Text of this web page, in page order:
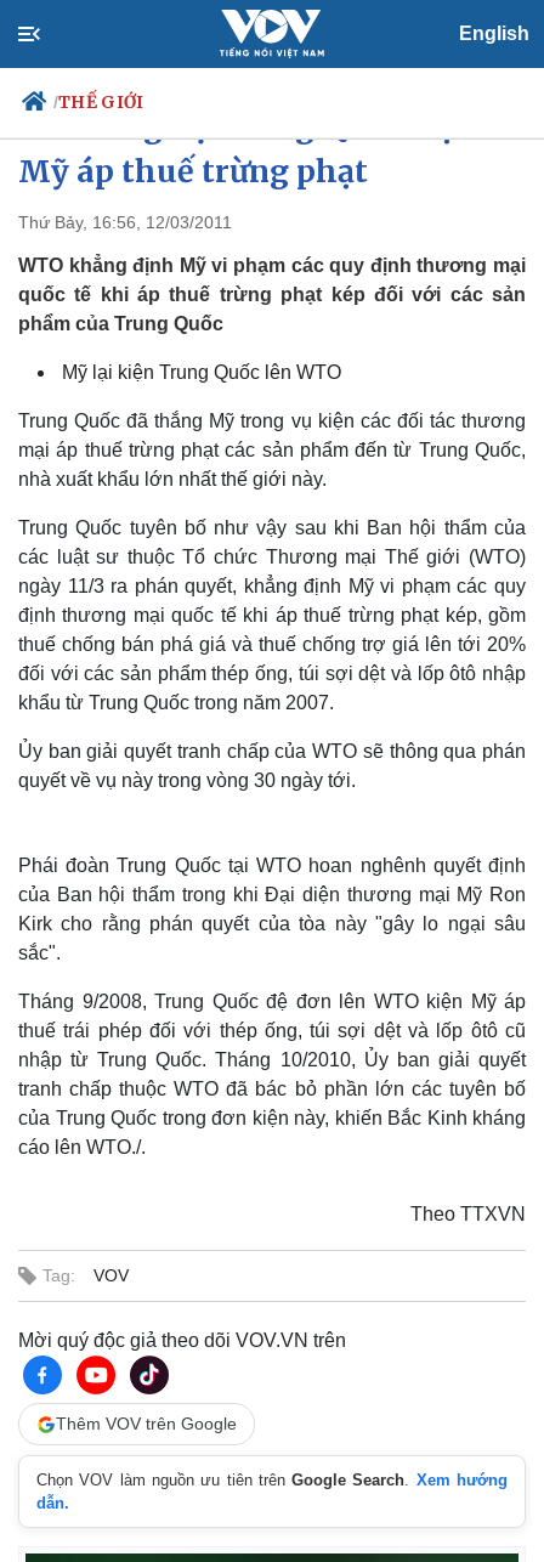
English
/THẾ GIỚI
Chính trị
Đảng
Tổ chức nhân sự
Quốc hội
Nhận diện sự thật
Tin 24h
Dự báo thời tiết
Việc làm
Thế giới
Multimedia
Mỹ áp thuế trừng phạt
Thứ Bảy, 16:56, 12/03/2011
WTO khẳng định Mỹ vi phạm các quy định thương mại
quốc tế khi áp thuế trừng phạt kép đối với các sản
phẩm của Trung Quốc
Mỹ lại kiện Trung Quốc lên WTO
Trung Quốc đã thắng Mỹ trong vụ kiện các đối tác thương
mại áp thuế trừng phạt các sản phẩm đến từ Trung Quốc,
nhà xuất khẩu lớn nhất thế giới này.
Trung Quốc tuyên bố như vậy sau khi Ban hội thẩm của
các luật sư thuộc Tổ chức Thương mại Thế giới (WTO)
ngày 11/3 ra phán quyết, khẳng định Mỹ vi phạm các quy
định thương mại quốc tế khi áp thuế trừng phạt kép, gồm
thuế chống bán phá giá và thuế chống trợ giá lên tới 20%
đối với các sản phẩm thép ống, túi sợi dệt và lốp ôtô nhập
khẩu từ Trung Quốc trong năm 2007.
Ủy ban giải quyết tranh chấp của WTO sẽ thông qua phán
quyết về vụ này trong vòng 30 ngày tới.
Phái đoàn Trung Quốc tại WTO hoan nghênh quyết định
của Ban hội thẩm trong khi Đại diện thương mại Mỹ Ron
Kirk cho rằng phán quyết của tòa này "gây lo ngại sâu
sắc".
Tháng 9/2008, Trung Quốc đệ đơn lên WTO kiện Mỹ áp
thuế trái phép đối với thép ống, túi sợi dệt và lốp ôtô cũ
nhập từ Trung Quốc. Tháng 10/2010, Ủy ban giải quyết
tranh chấp thuộc WTO đã bác bỏ phần lớn các tuyên bố
của Trung Quốc trong đơn kiện này, khiến Bắc Kinh kháng
cáo lên WTO./.
Theo TTXVN
Tag: VOV
Mời quý độc giả theo dõi VOV.VN trên
Thêm VOV trên Google
Chọn VOV làm nguồn ưu tiên trênGoogle Search. Xem hướng
dẫn.